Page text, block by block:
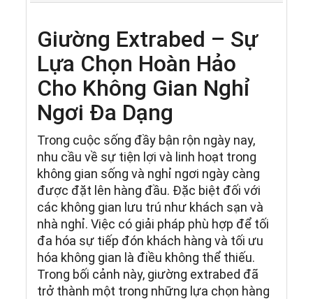
Giường Extrabed – Sự
Lựa Chọn Hoàn Hảo
Cho Không Gian Nghỉ
Ngơi Đa Dạng
Trong cuộc sống đầy bận rộn ngày nay,
nhu cầu về sự tiện lợi và linh hoạt trong
không gian sống và nghỉ ngơi ngày càng
được đặt lên hàng đầu. Đặc biệt đối với
các không gian lưu trú như khách sạn và
nhà nghỉ. Việc có giải pháp phù hợp để tối
đa hóa sự tiếp đón khách hàng và tối ưu
hóa không gian là điều không thể thiếu.
Trong bối cảnh này, giường extrabed đã
trở thành một trong những lựa chọn hàng